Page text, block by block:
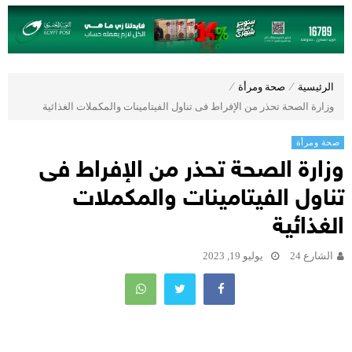
الرئيسية ⁄ صحة ومرأة ⁄
وزارة الصحة تحذر من الإفراط فى تناول الفيتامينات والمكملات الغذائية
صحة ومرأة
وزارة الصحة تحذر من الإفراط فى
تناول الفيتامينات والمكملات
الغذائية
الشارع 24 يوليو 19, 2023